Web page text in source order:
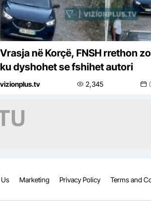
Vrasja në Korçë, FNSH rrethon
ku dyshohet se fshihet autori
vizionplus.tv 2,345
Marketing Privacy Policy Terms and